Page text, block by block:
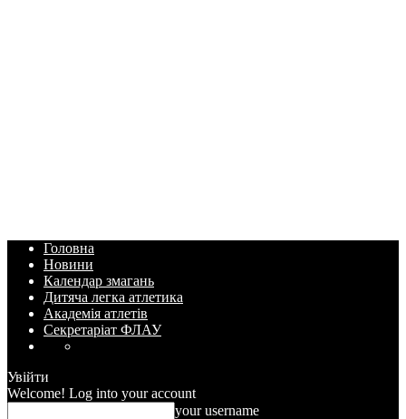
Головна
Новини
Календар змагань
Дитяча легка атлетика
Академія атлетів
Секретаріат ФЛАУ
Увійти
Welcome! Log into your account
your username